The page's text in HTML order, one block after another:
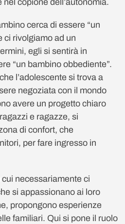
cerca di essere “un
ci rivolgiamo ad un
egli si sentirà in
“un bambino obbediente”.
l’adolescente si trova a
negoziata con il mondo
avere un progetto chiaro
e ragazze, si
di confort, che
per fare ingresso in
necessariamente ci
si appassionano ai loro
propongono esperienze
familiari. Qui si pone il ruolo